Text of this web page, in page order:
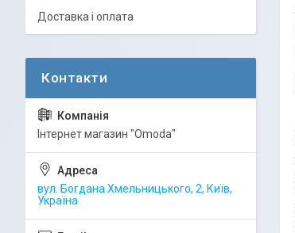
Доставка і оплата
Інтернет магазин "Omoda"
вул. Богдана Хмельницького, 2, Київ,
Україна